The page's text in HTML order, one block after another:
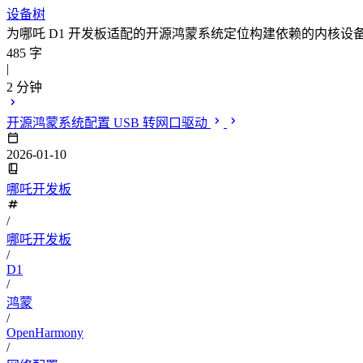
设备树
为哪吒 D1 开发板适配的开源鸿蒙系统定位构建依赖的内核设
485 字
|
2 分钟
开源鸿蒙系统配置 USB 转网口驱动
2026-01-10
哪吒开发板
/
哪吒开发板
/
D1
/
鸿蒙
/
OpenHarmony
/